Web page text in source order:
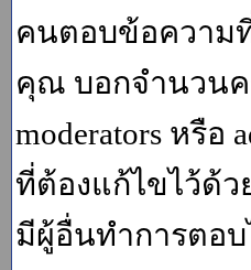
คนตอบข้อความ
คุณ บอกจำนวนค
moderators หรือ
ที่ต้องแก้ไขไว้ด้
มีผู้อื่นทำการตอ